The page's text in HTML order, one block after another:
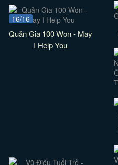
16/16
Quản Gia 100 Won - May
I Help You